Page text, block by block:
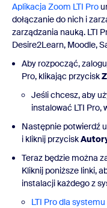
Aplikacja Zoom LTI Pro
dołączanie do nich i
zarządzania nauką. LTI
Desire2Learn, Moodle,
Aby rozpocząć,
Pro, klikając przycisk
Jeśli chcesz, aby
instalować LTI Pro,
Następnie potwierdź
i kliknij przycisk
Teraz będzie można
Kliknij poniższe linki,
instalacji każdego z
LTI Pro dla